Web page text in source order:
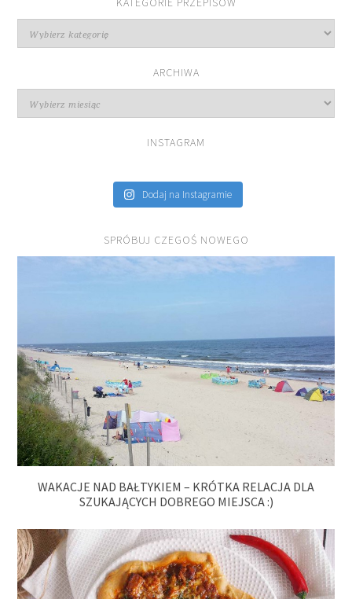
przepisów
ARCHIWA
INSTAGRAM
Dodaj na Instagramie
SPRÓBUJ CZEGOŚ NOWEGO
WAKACJE NAD BAŁTYKIEM – KRÓTKA RELACJA DLA
SZUKAJĄCYCH DOBREGO MIEJSCA :)